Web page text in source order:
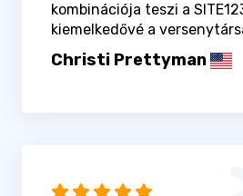
kombinációja teszi a
kiemelkedővé a
Christi Prettyman